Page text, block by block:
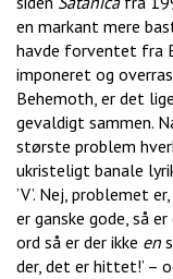
en markant mere
havde forventet fra
imponeret og
Behemoth, er det
gevaldigt sammen.
største problem
ukristeligt banale
’V’. Nej, problemet
er ganske gode, så
ord så er der ikke en
der, det er hittet!’ –